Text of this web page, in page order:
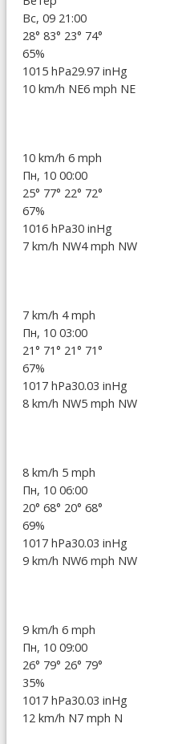
Вс, 09 21:00
28° 83° 23° 74°
65%
1015 hPa29.97 inHg
10 km/h NE6 mph NE
10 km/h 6 mph
Пн, 10 00:00
25° 77° 22° 72°
67%
1016 hPa30 inHg
7 km/h NW4 mph NW
7 km/h 4 mph
Пн, 10 03:00
21° 71° 21° 71°
67%
1017 hPa30.03 inHg
8 km/h NW5 mph NW
8 km/h 5 mph
Пн, 10 06:00
20° 68° 20° 68°
69%
1017 hPa30.03 inHg
9 km/h NW6 mph NW
9 km/h 6 mph
Пн, 10 09:00
26° 79° 26° 79°
35%
1017 hPa30.03 inHg
12 km/h N7 mph N